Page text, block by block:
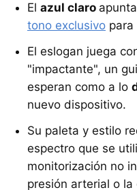
El azul claro
tono exclusivo para
El eslogan juega
"impactante", un
esperan como a lo
nuevo dispositivo.
Su paleta y estilo
espectro que se
monitorización no
presión arterial o la